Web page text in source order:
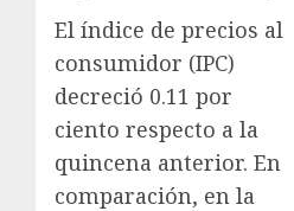
El índice de precios al
consumidor (IPC)
decreció 0.11 por
ciento respecto a la
quincena anterior. En
comparación, en la